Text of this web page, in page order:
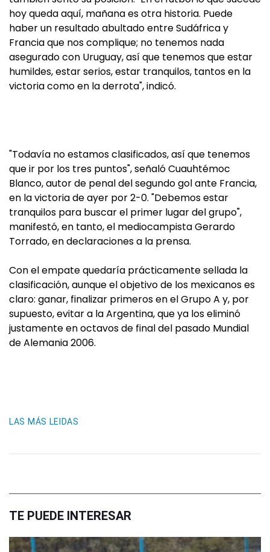
hoy queda aquí, mañana es otra historia. Puede
haber un resultado abultado entre Sudáfrica y
Francia que nos complique; no tenemos nada
asegurado con Uruguay, así que tenemos que estar
humildes, estar serios, estar tranquilos, tantos en la
victoria como en la derrota", indicó.
"Todavía no estamos clasificados, así que tenemos
que ir por los tres puntos", señaló Cuauhtémoc
Blanco, autor de penal del segundo gol ante Francia,
en la victoria de ayer por 2-0. "Debemos estar
tranquilos para buscar el primer lugar del grupo",
manifestó, en tanto, el mediocampista Gerardo
Torrado, en declaraciones a la prensa.
Con el empate quedaría prácticamente sellada la
clasificación, aunque el objetivo de los mexicanos es
claro: ganar, finalizar primeros en el Grupo A y, por
supuesto, evitar a la Argentina, que ya los eliminó
justamente en octavos de final del pasado Mundial
de Alemania 2006.
LAS MÁS LEIDAS
TE PUEDE INTERESAR